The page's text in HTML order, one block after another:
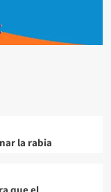
la rabia